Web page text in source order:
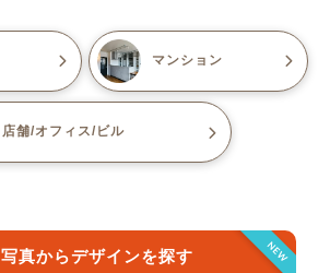
マンション
店舗/オフィス/ビル
NEW
写真からデザインを探す